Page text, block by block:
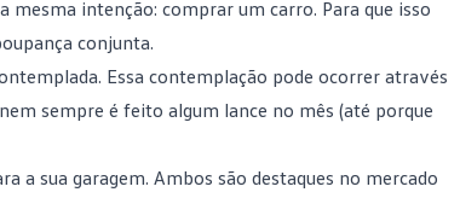
mesma intenção: comprar um carro. Para que isso
conjunta.
Essa contemplação pode ocorrer através
sempre é feito algum lance no mês (até porque
a sua garagem. Ambos são destaques no mercado